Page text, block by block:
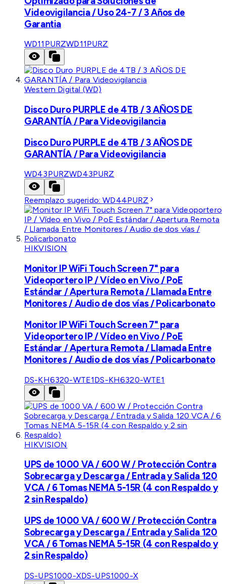
Videovigilancia / Uso 24-7 / 3 Años de
Garantia
WD11PURZWD11PURZ
Western Digital (WD)
Disco Duro PURPLE de 4TB / 3 AÑOS DE
GARANTÍA / Para Videovigilancia
Disco Duro PURPLE de 4TB / 3 AÑOS DE
GARANTÍA / Para Videovigilancia
WD43PURZWD43PURZ
Reemplazo sugerido:WD44PURZ
HIKVISION
Monitor IP WiFi Touch Screen 7" para
Videoportero IP / Vídeo en Vivo / PoE
Estándar / Apertura Remota / Llamada Entre
Monitores / Audio de dos vías / Policarbonato
Monitor IP WiFi Touch Screen 7" para
Videoportero IP / Vídeo en Vivo / PoE
Estándar / Apertura Remota / Llamada Entre
Monitores / Audio de dos vías / Policarbonato
DS-KH6320-WTE1DS-KH6320-WTE1
HIKVISION
UPS de 1000 VA / 600 W / Protección Contra
Sobrecarga y Descarga / Entrada y Salida 120
VCA / 6 Tomas NEMA 5-15R (4 con Respaldo y
2 sin Respaldo)
UPS de 1000 VA / 600 W / Protección Contra
Sobrecarga y Descarga / Entrada y Salida 120
VCA / 6 Tomas NEMA 5-15R (4 con Respaldo y
2 sin Respaldo)
DS-UPS1000-XDS-UPS1000-X